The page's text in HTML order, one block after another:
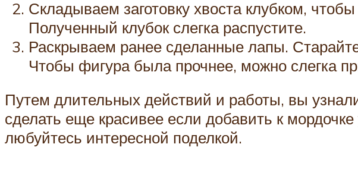
Складываем заготовку хвоста клубком,
Полученный клубок слегка распустите.
Раскрываем ранее сделанные лапы.
Чтобы фигура была прочнее, можно слегка
Путем длительных действий и работы, вы
сделать еще красивее если добавить к
любуйтесь интересной поделкой.